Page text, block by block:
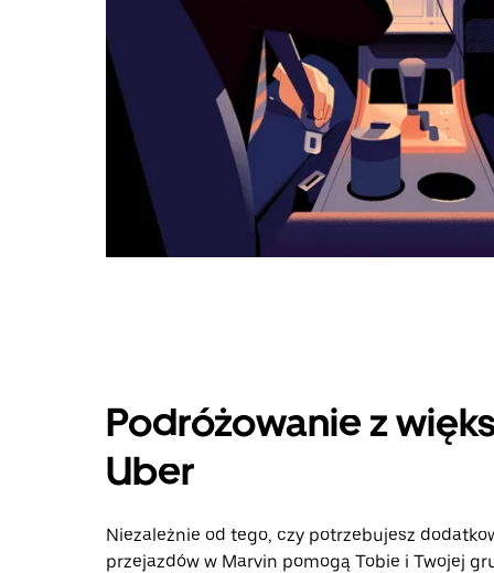
Podróżowanie z
Uber
Niezależnie od tego, czy potrzebujesz
przejazdów w Marvin pomogą Tobie i Twojej